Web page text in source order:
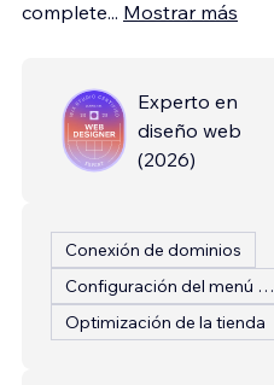
complete... Mostrar más
Experto en
diseño web
(2026)
Conexión de dominios
Configuración del menú del restaurante
Optimización de la tienda